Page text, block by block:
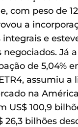
com peso de
a
e
negociados. Já
de 5,04%
assumiu a
na
US$ 100,9
26,3 bilhões